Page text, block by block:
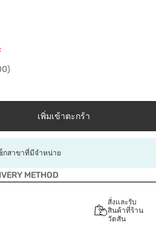
เพิ่มเข้าตะกร้า
กสาขาที่มีจำหน่าย
METHOD
สั่งและรับ
สินค้าที่ร้าน
วัตสัน